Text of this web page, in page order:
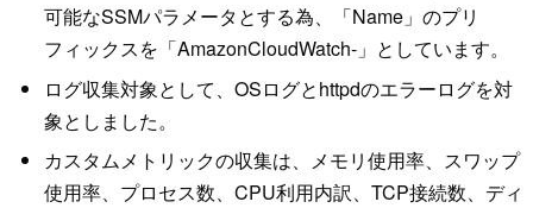
可能なSSMパラメータとする為、「Name」のプリ
フィックスを「AmazonCloudWatch-」としています。
ログ収集対象として、OSログとhttpdのエラーログを対
象としました。
カスタムメトリックの収集は、メモリ使用率、スワップ
使用率、プロセス数、CPU利用内訳、TCP接続数、ディ